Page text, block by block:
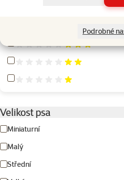
Podrobné
Hodnocení 100%
Hodnocení 40%
Hodnocení 20%
Velikost psa
Miniaturní
Malý
Střední